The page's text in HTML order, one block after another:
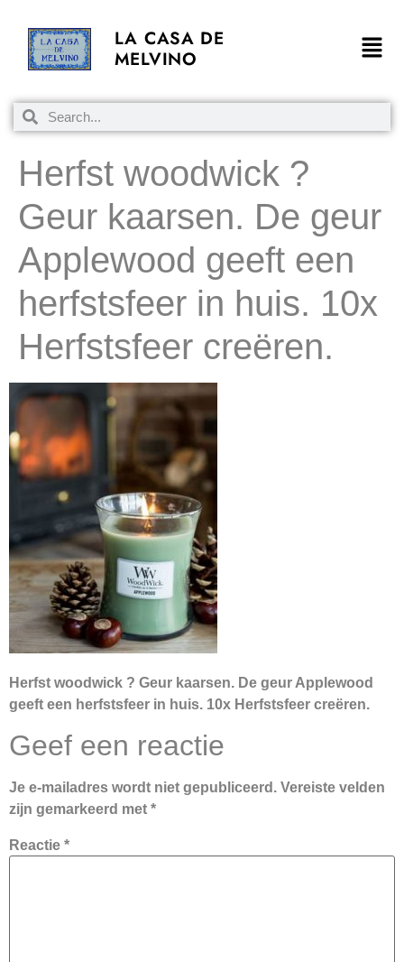
LA CASA DE
MELVINO
Herfst woodwick ?
Geur kaarsen. De geur
Applewood geeft een
herfstsfeer in huis. 10x
Herfstsfeer creëren.
Herfst woodwick ? Geur kaarsen. De geur Applewood
geeft een herfstsfeer in huis. 10x Herfstsfeer creëren.
Geef een reactie
Je e-mailadres wordt niet gepubliceerd. Vereiste velden
zijn gemarkeerd met *
Reactie *